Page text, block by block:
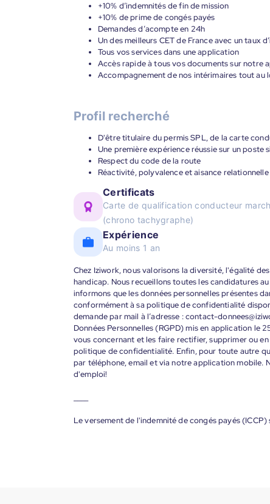
+10% d’indemnités de fin de mission
+10% de prime de congés payés
Demandes d’acompte en 24h
Un des meilleurs CET de France avec un taux
Tous vos services dans une application
Accès rapide à tous vos documents sur notre
Accompagnement de nos intérimaires tout
Profil recherché
D'être titulaire du permis SPL, de la carte
Une première expérience réussie sur un poste
Respect du code de la route
Réactivité, polyvalence et aisance relationnelle
Certificats
Carte de qualification conducteur
(chrono tachygraphe)
Expérience
Au moins 1 an
Chez Iziwork, nous valorisons la diversité, l'égalité
handicap. Nous recueillons toutes les candidatures
informons que les données personnelles présentes
conformément à sa politique de confidentialité
demande par mail à l’adresse : contact-
Données Personnelles (RGPD) mis en application le
vous concernant et les faire rectifier, supprimer ou
politique de confidentialité. Enfin, pour toute autre
par téléphone, email et via notre application mobile.
d'emploi!
Le versement de l'indemnité de congés payés